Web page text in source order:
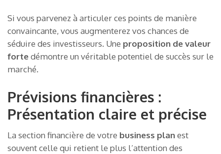
Si vous parvenez à articuler ces points de manière
convaincante, vous augmenterez vos chances de
séduire des investisseurs. Une proposition de valeur
fortedémontre un véritable potentiel de succès sur le
marché.
Prévisions financières :
Présentation claire et précise
La section financière de votre business planest
souvent celle qui retient le plus l’attention des